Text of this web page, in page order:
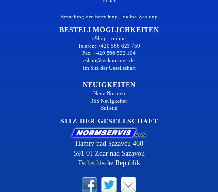
Bezahlung der Bestellung - online-Zahlung
BESTELLMÖGLICHKEITEN
eShop - online
Telefon: +420 566 621 759
Fax: +420 566 522 104
eshop@technormen.de
Im Sitz der Gesellschaft
NEUIGKEITEN
Neue Normen
RSS Neuigkeiten
Bulletin
SITZ DER GESELLSCHAFT
Hamry nad Sazavou 460
591 01 Zdar nad Sazavou
Tschechische Republik